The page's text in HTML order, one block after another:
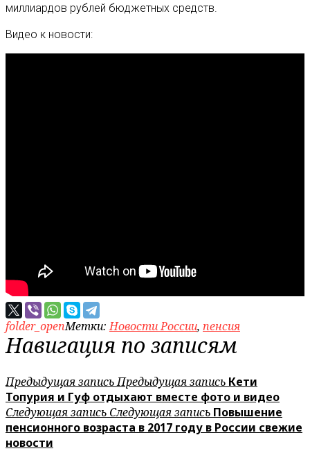
миллиардов рублей бюджетных средств.
Видео к новости:
folder_openМетки:Новости России, пенсия
Навигация по записям
Предыдущая записьПредыдущая запись Кети
Топурия и Гуф отдыхают вместе фото и видео
Следующая запись Следующая запись Повышение
пенсионного возраста в 2017 году в России свежие
новости